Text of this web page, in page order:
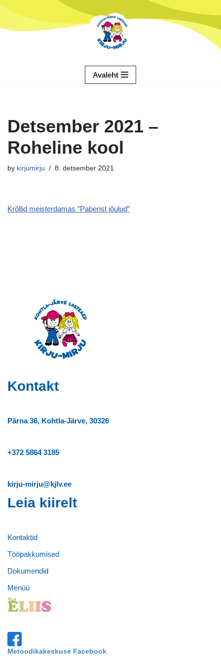
Avaleht
Detsember 2021 –
Roheline kool
by kirjumirju 8. detsember 2021
Krõllid meisterdamas ”Paberist jõulud”
Kontakt
Pärna 36, Kohtla-Järve, 30326
+372 5864 3185
kirju-mirju@kjlv.ee
Leia kiirelt
Kontaktid
Tööpakkumised
Dokumendid
Menüü
Metoodikakeskuse Facebook